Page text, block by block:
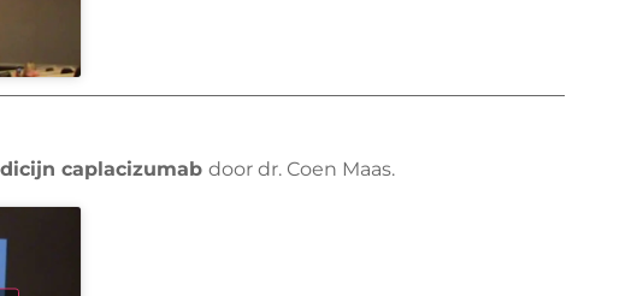
caplacizumabdoor dr. Coen Maas.